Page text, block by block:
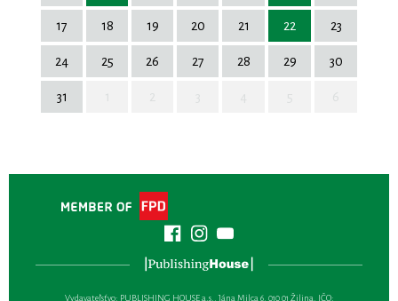
17 18 19 20 21 22 23
24 25 26 27 28 29 30
31
Vydavateľsťvo: PUBLISHING HOUSE a.s., Jána Milca 6, 010 01 Žilina, IČO: